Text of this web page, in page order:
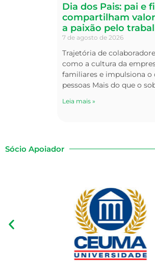
Dia dos Pais: pai e
compartilham
a paixão pelo
7 de agosto de 2026
Trajetória de
como a cultura da
familiares e impulsiona o
pessoas Mais do que o
Leia mais »
Sócio Apoiador